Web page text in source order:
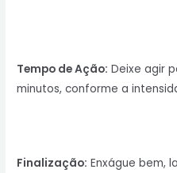
Tempo de Ação: Deixe agir
minutos, conforme a
Finalização: Enxágue bem,